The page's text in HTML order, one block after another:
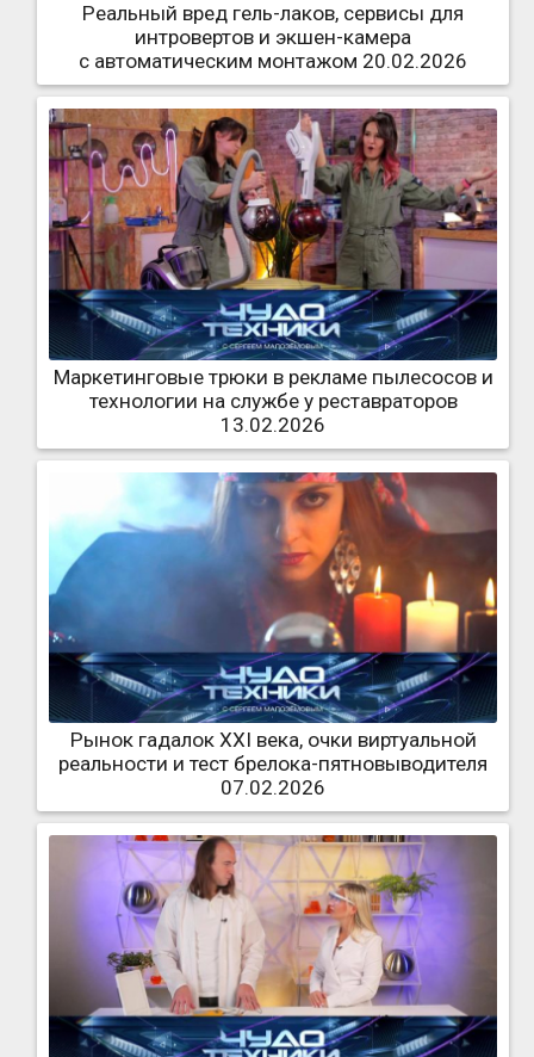
Реальный вред гель-лаков, сервисы для
интровертов и экшен-камера
с автоматическим монтажом 20.02.2026
Маркетинговые трюки в рекламе пылесосов и
технологии на службе у реставраторов
13.02.2026
Рынок гадалок XXI века, очки виртуальной
реальности и тест брелока-пятновыводителя
07.02.2026